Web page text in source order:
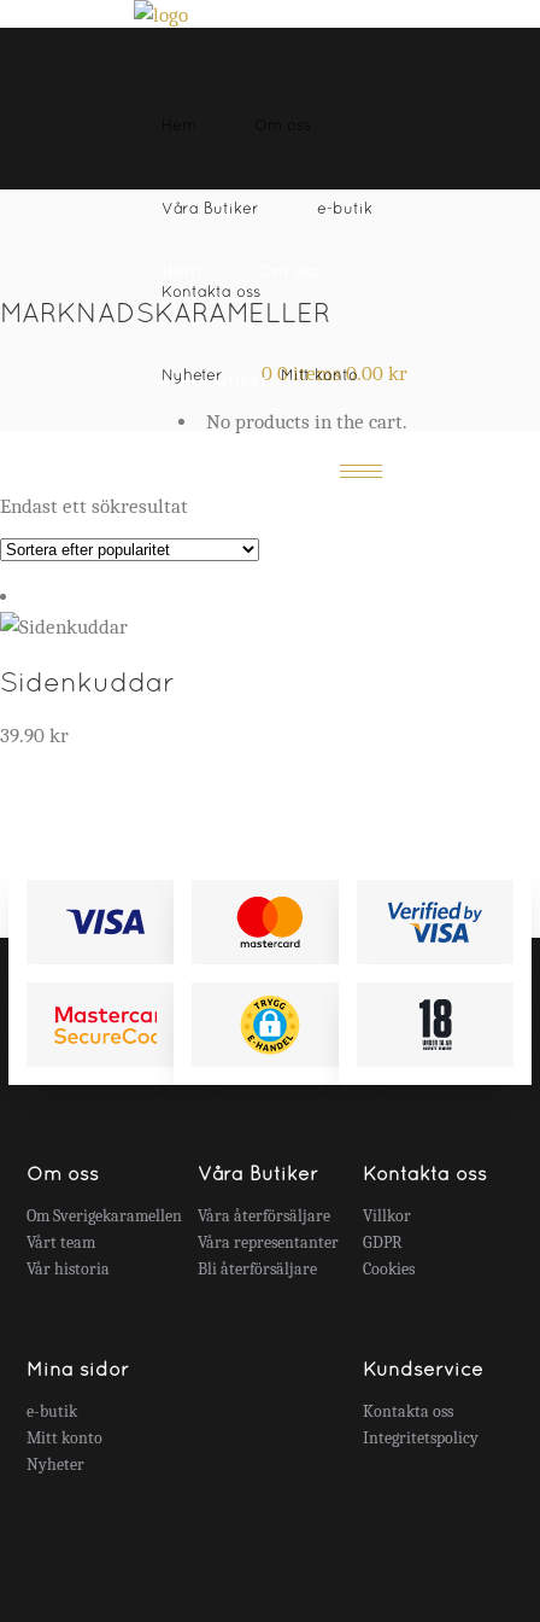
Våra Butiker0 0 items 0.00 kr
No products in the cart.
Våra Butiker e-butik
Kontakta oss
Nyheter Mitt konto
MARKNADSKARAMELLER
Endast ett sökresultat
Sidenkuddar
39.90 kr
Om oss
Om Sverigekaramellen
Vårt team
Vår historia
Våra Butiker
Våra återförsäljare
Våra representanter
Bli återförsäljare
Kontakta oss
Villkor
GDPR
Cookies
Mina sidor
e-butik
Mitt konto
Nyheter
Kundservice
Kontakta oss
Integritetspolicy